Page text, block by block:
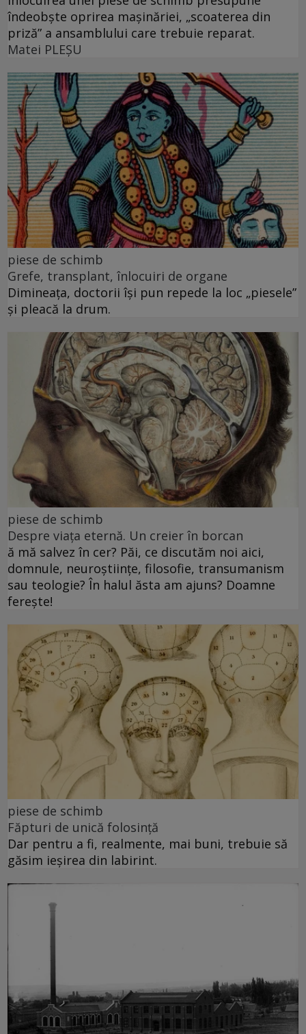
îndeobște oprirea mașinăriei, „scoaterea din
priză” a ansamblului care trebuie reparat.
Matei PLEŞU
piese de schimb
Grefe, transplant, înlocuiri de organe
Dimineața, doctorii își pun repede la loc „piesele”
și pleacă la drum.
piese de schimb
Despre viața eternă. Un creier în borcan
ă mă salvez în cer? Păi, ce discutăm noi aici,
domnule, neuroștiințe, filosofie, transumanism
sau teologie? În halul ăsta am ajuns? Doamne
ferește!
piese de schimb
Făpturi de unică folosință
Dar pentru a fi, realmente, mai buni, trebuie să
găsim ieșirea din labirint.